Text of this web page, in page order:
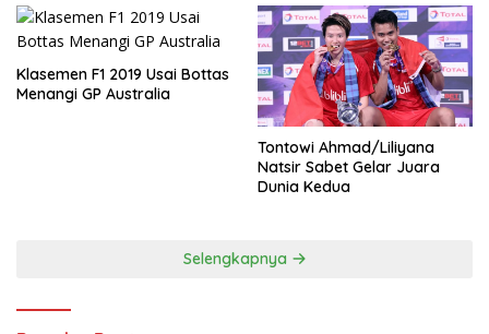
Klasemen F1 2019 Usai Bottas
Menangi GP Australia
Tontowi Ahmad/Liliyana
Natsir Sabet Gelar Juara
Dunia Kedua
Selengkapnya